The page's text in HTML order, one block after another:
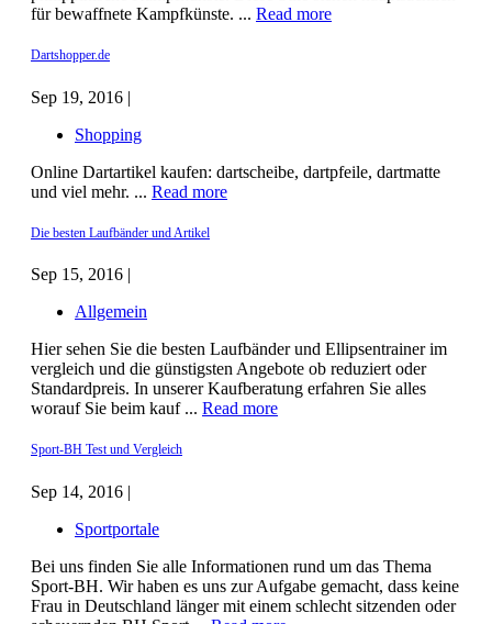
für bewaffnete Kampfkünste. ... Read more
Dartshopper.de
Sep 19, 2016 |
Shopping
Online Dartartikel kaufen: dartscheibe, dartpfeile, dartmatte
und viel mehr. ... Read more
Die besten Laufbänder und Artikel
Sep 15, 2016 |
Allgemein
Hier sehen Sie die besten Laufbänder und Ellipsentrainer im
vergleich und die günstigsten Angebote ob reduziert oder
Standardpreis. In unserer Kaufberatung erfahren Sie alles
worauf Sie beim kauf ... Read more
Sport-BH Test und Vergleich
Sep 14, 2016 |
Sportportale
Bei uns finden Sie alle Informationen rund um das Thema
Sport-BH. Wir haben es uns zur Aufgabe gemacht, dass keine
Frau in Deutschland länger mit einem schlecht sitzenden oder